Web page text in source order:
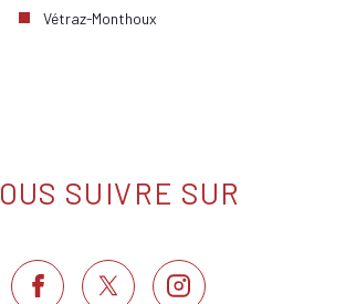
Vétraz-Monthoux
NOUS SUIVRE SUR